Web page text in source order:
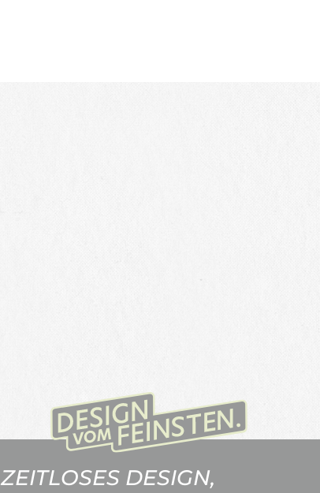
ZEITLOSES DESIGN,